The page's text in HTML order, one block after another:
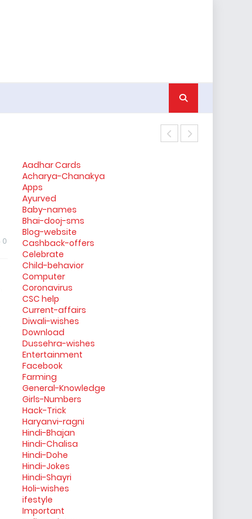
0
Aadhar Cards
Acharya-Chanakya
Apps
Ayurved
Baby-names
Bhai-dooj-sms
Blog-website
Cashback-offers
Celebrate
Child-behavior
Computer
Coronavirus
CSC help
Current-affairs
Diwali-wishes
Download
Dussehra-wishes
Entertainment
Facebook
Farming
General-Knowledge
Girls-Numbers
Hack-Trick
Haryanvi-ragni
Hindi-Bhajan
Hindi-Chalisa
Hindi-Dohe
Hindi-Jokes
Hindi-Shayri
Holi-wishes
ifestyle
Important